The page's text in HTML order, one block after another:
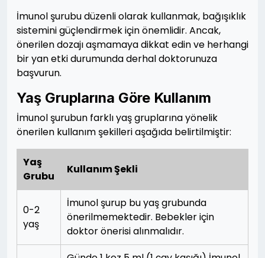
İmunol şurubu düzenli olarak kullanmak, bağışıklık
sistemini güçlendirmek için önemlidir. Ancak,
önerilen dozajı aşmamaya dikkat edin ve herhangi
bir yan etki durumunda derhal doktorunuza
başvurun.
Yaş Gruplarına Göre Kullanım
İmunol şurubun farklı yaş gruplarına yönelik
önerilen kullanım şekilleri aşağıda belirtilmiştir:
Yaş
Grubu
Kullanım Şekli
0-2
yaş
İmunol şurup bu yaş grubunda
önerilmemektedir. Bebekler için
doktor önerisi alınmalıdır.